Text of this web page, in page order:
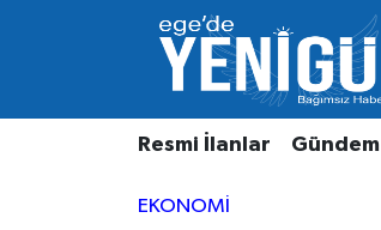
Resmi İlanlar Gündem
EKONOMI
Resmi İlanlar
Gündem
Beyoğlu Nöbetçi Eczaneler
Beyoğlu Hava Durumu
Beyoğlu Trafik Yoğunluk Haritası